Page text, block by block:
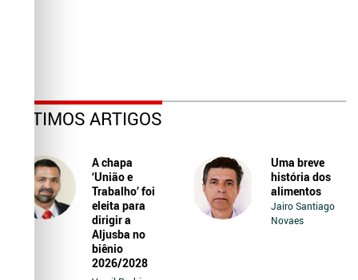
ÚLTIMOS ARTIGOS
A chapa
‘União e
Trabalho’ foi
eleita para
dirigir a
Aljusba no
biênio
2026/2028
Uma breve
história dos
alimentos
Jairo Santiago
Novaes